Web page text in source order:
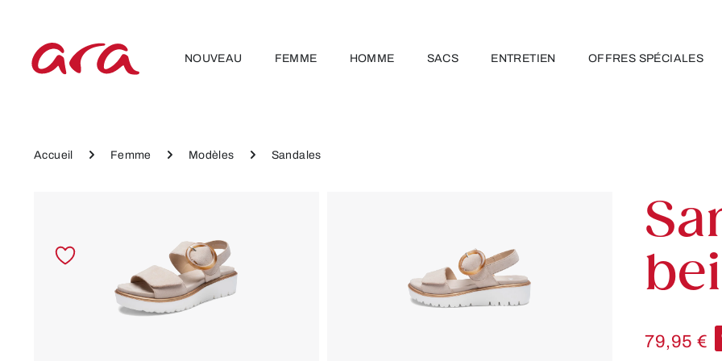
NOUVEAU FEMME HOMME SACS ENTRETIEN OFFRES SPÉCIALES
Accueil Femme Modèles Sandales
79,95 €